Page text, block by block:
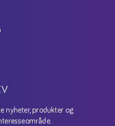
nyheter, produkter og